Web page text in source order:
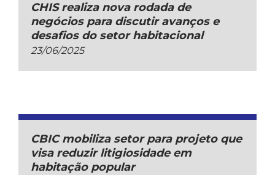
CHIS realiza nova rodada de
negócios para discutir avanços e
desafios do setor habitacional
23/06/2025
CBIC mobiliza setor para projeto que
visa reduzir litigiosidade em
habitação popular